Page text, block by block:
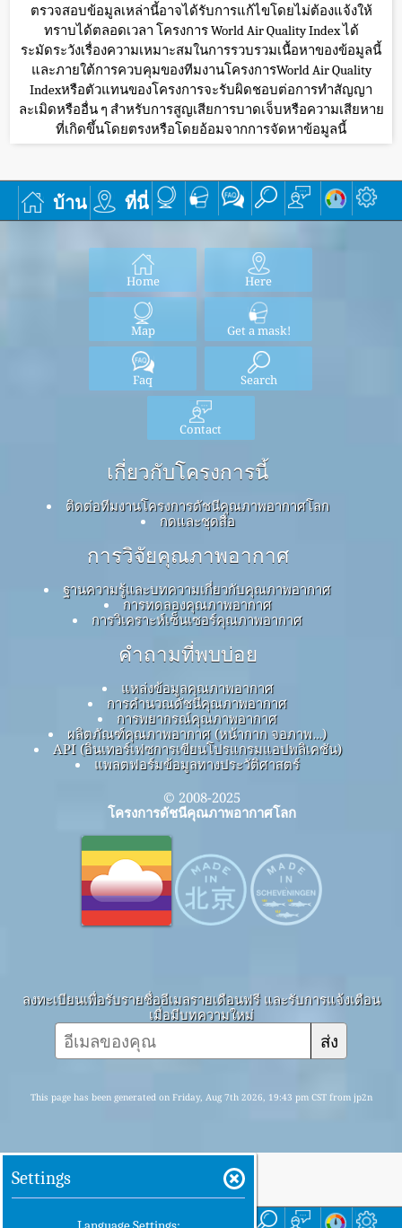
ตรวจสอบข้อมูลเหล่านี้อาจได้รับการแก้ไขโดยไม่ต้องแจ้งให้
ทราบได้ตลอดเวลา โครงการ World Air Quality Index ได้
ระมัดระวังเรื่องความเหมาะสมในการรวบรวมเนื้อหาของข้อมูลนี้
และภายใต้การควบคุมของทีมงานโครงการWorld Air Quality
Indexหรือตัวแทนของโครงการจะรับผิดชอบต่อการทำสัญญา
ละเมิดหรืออื่น ๆ สำหรับการสูญเสียการบาดเจ็บหรือความเสียหาย
ที่เกิดขึ้นโดยตรงหรือโดยอ้อมจากการจัดหาข้อมูลนี้
บ้าน ที่นี่
Home Here
Map Get a mask!
Faq Search
Contact
เกี่ยวกับโครงการนี้
ติดต่อทีมงานโครงการดัชนีคุณภาพอากาศโลก
กดและชุดสื่อ
การวิจัยคุณภาพอากาศ
ฐานความรู้และบทความเกี่ยวกับคุณภาพอากาศ
การทดลองคุณภาพอากาศ
การวิเคราะห์เซ็นเซอร์คุณภาพอากาศ
คำถามที่พบบ่อย
แหล่งข้อมูลคุณภาพอากาศ
การคำนวณดัชนีคุณภาพอากาศ
การพยากรณ์คุณภาพอากาศ
ผลิตภัณฑ์คุณภาพอากาศ (หน้ากาก จอภาพ…)
API (อินเทอร์เฟซการเขียนโปรแกรมแอปพลิเคชัน)
แพลตฟอร์มข้อมูลทางประวัติศาสตร์
© 2008-2025
โครงการดัชนีคุณภาพอากาศโลก
ลงทะเบียนเพื่อรับรายชื่ออีเมลรายเดือนฟรี และรับการแจ้งเตือน
เมื่อมีบทความใหม่
ส่ง
This page has been generated on Friday, Aug 7th 2026, 19:43 pm CST from jp2n
Settings